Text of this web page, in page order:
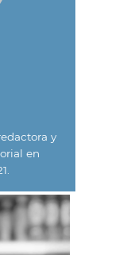
y
en